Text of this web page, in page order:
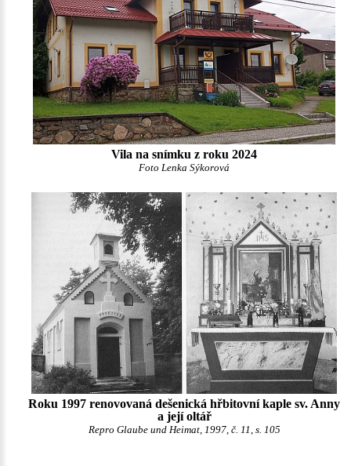
Vila na snímku z roku 2024
Foto Lenka Sýkorová
Roku 1997 renovovaná dešenická hřbitovní kaple sv. Anny
a její oltář
Repro Glaube und Heimat, 1997, č. 11, s. 105